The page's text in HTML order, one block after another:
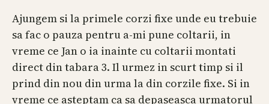
Ajungem si la primele corzi fixe unde eu trebuie
sa fac o pauza pentru a-mi pune coltarii, in
vreme ce Jan o ia inainte cu coltarii montati
direct din tabara 3. Il urmez in scurt timp si il
prind din nou din urma la din corzile fixe. Si in
vreme ce asteptam ca sa depaseasca urmatorul